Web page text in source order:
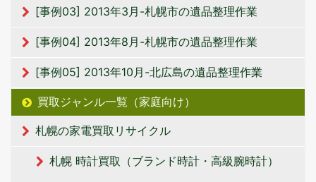
[事例03] 2013年3月-札幌市の遺品整理作業
[事例04] 2013年8月-札幌市の遺品整理作業
[事例05] 2013年10月-北広島の遺品整理作業
買取ジャンル一覧（家庭向け）
札幌の家電買取リサイクル
札幌 時計買取（ブランド時計・高級腕時計）